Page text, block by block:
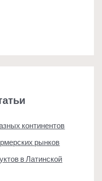
континентов
рынков
в Латинской